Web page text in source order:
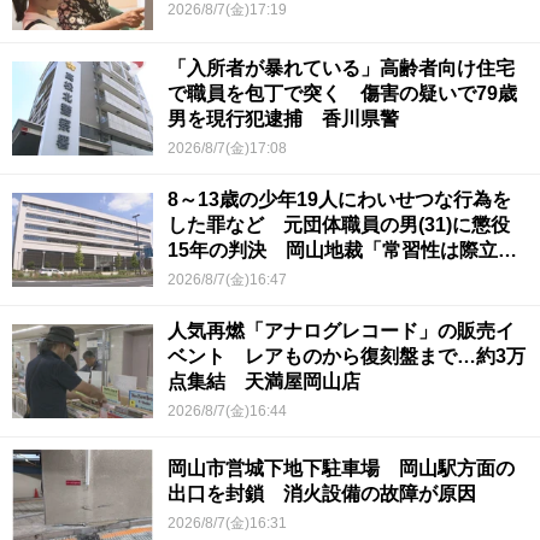
2026/8/7(金)17:19
「入所者が暴れている」高齢者向け住宅
で職員を包丁で突く 傷害の疑いで79歳
男を現行犯逮捕 香川県警
2026/8/7(金)17:08
8～13歳の少年19人にわいせつな行為を
した罪など 元団体職員の男(31)に懲役
15年の判決 岡山地裁「常習性は際立っ
ていて被害結果も非常に重い」
2026/8/7(金)16:47
人気再燃「アナログレコード」の販売イ
ベント レアものから復刻盤まで…約3万
点集結 天満屋岡山店
2026/8/7(金)16:44
岡山市営城下地下駐車場 岡山駅方面の
出口を封鎖 消火設備の故障が原因
2026/8/7(金)16:31